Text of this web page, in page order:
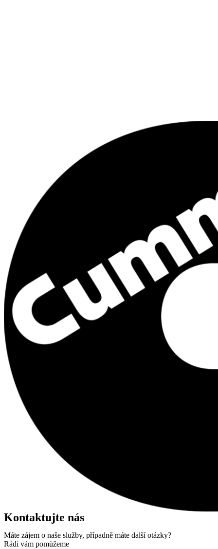
Kontaktujte nás
Máte zájem o naše služby, případně máte další otázky?
Rádi vám pomůžeme